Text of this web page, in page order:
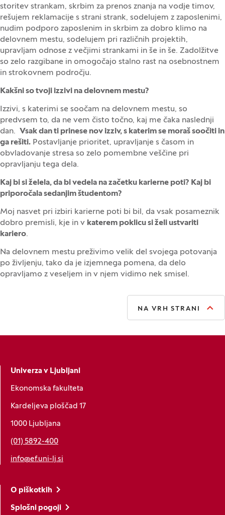
storitev strankam, skrbim za prenos znanja na vodje timov,
rešujem reklamacije s strani strank, sodelujem z zaposlenimi,
nudim podporo zaposlenim in skrbim za dobro klimo na
delovnem mestu, sodelujem pri različnih projektih,
upravljam odnose z večjimi strankami in še in še. Zadolžitve
so zelo razgibane in omogočajo stalno rast na osebnostnem
in strokovnem področju.
Kakšni so tvoji izzivi na delovnem mestu?
Izzivi, s katerimi se soočam na delovnem mestu, so
predvsem to, da ne vem čisto točno, kaj me čaka naslednji
dan. Vsak dan ti prinese nov izziv, s katerim se moraš soočiti in
ga rešiti. Postavljanje prioritet, upravljanje s časom in
obvladovanje stresa so zelo pomembne veščine pri
opravljanju tega dela.
Kaj bi si želela, da bi vedela na začetku karierne poti? Kaj bi
priporočala sedanjim študentom?
Moj nasvet pri izbiri karierne poti bi bil, da vsak posameznik
dobro premisli, kje in v katerem poklicu si želi ustvariti
kariero.
Na delovnem mestu preživimo velik del svojega potovanja
po življenju, tako da je izjemnega pomena, da delo
opravljamo z veseljem in v njem vidimo nek smisel.
NA VRH STRANI
Univerza v Ljubljani
Ekonomska fakulteta
Kardeljeva ploščad 17
1000 Ljubljana
(01) 5892-400
info@ef.uni-lj.si
O piškotkih
Splošni pogoji